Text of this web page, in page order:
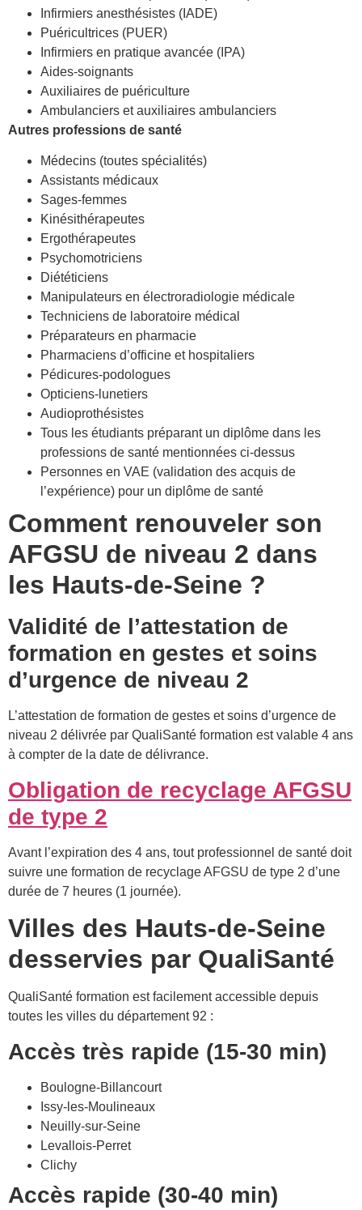
Infirmiers anesthésistes (IADE)
Puéricultrices (PUER)
Infirmiers en pratique avancée (IPA)
Aides-soignants
Auxiliaires de puériculture
Ambulanciers et auxiliaires ambulanciers
Autres professions de santé
Médecins (toutes spécialités)
Assistants médicaux
Sages-femmes
Kinésithérapeutes
Ergothérapeutes
Psychomotriciens
Diététiciens
Manipulateurs en électroradiologie médicale
Techniciens de laboratoire médical
Préparateurs en pharmacie
Pharmaciens d’officine et hospitaliers
Pédicures-podologues
Opticiens-lunetiers
Audioprothésistes
Tous les étudiants préparant un diplôme dans les
professions de santé mentionnées ci-dessus
Personnes en VAE (validation des acquis de
l’expérience) pour un diplôme de santé
Comment renouveler son
AFGSU de niveau 2 dans
les Hauts-de-Seine ?
Validité de l’attestation de
formation en gestes et soins
d’urgence de niveau 2
L’attestation de formation de gestes et soins d’urgence de
niveau 2 délivrée par QualiSanté formation est valable 4 ans
à compter de la date de délivrance.
Obligation de recyclage AFGSU
de type 2
Avant l’expiration des 4 ans, tout professionnel de santé doit
suivre une formation de recyclage AFGSU de type 2 d’une
durée de 7 heures (1 journée).
Villes des Hauts-de-Seine
desservies par QualiSanté
QualiSanté formation est facilement accessible depuis
toutes les villes du département 92 :
Accès très rapide (15-30 min)
Boulogne-Billancourt
Issy-les-Moulineaux
Neuilly-sur-Seine
Levallois-Perret
Clichy
Accès rapide (30-40 min)